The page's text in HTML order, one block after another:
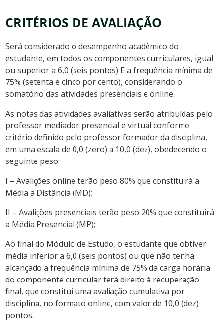
CRITÉRIOS DE AVALIAÇÃO
Será considerado o desempenho acadêmico do
estudante, em todos os componentes curriculares, igual
ou superior a 6,0 (seis pontos) E a frequência mínima de
75% (setenta e cinco por cento), considerando o
somatório das atividades presenciais e online.
As notas das atividades avaliativas serão atribuídas pelo
professor mediador presencial e virtual conforme
critério definido pelo professor formador da disciplina,
em uma escala de 0,0 (zero) a 10,0 (dez), obedecendo o
seguinte peso:
I – Avalições online terão peso 80% que constituirá a
Média a Distância (MD);
II – Avalições presenciais terão peso 20% que constituirá
a Média Presencial (MP);
Ao final do Módulo de Estudo, o estudante que obtiver
média inferior a 6,0 (seis pontos) ou que não tenha
alcançado a frequência mínima de 75% da carga horária
do componente curricular terá direito à recuperação
final, que constitui uma avaliação cumulativa por
disciplina, no formato online, com valor de 10,0 (dez)
pontos.